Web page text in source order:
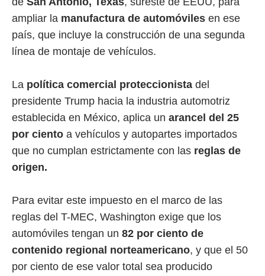
ampliar la manufactura de automóviles en ese
país, que incluye la construcción de una segunda
línea de montaje de vehículos.
La política comercial proteccionista del
presidente Trump hacia la industria automotriz
establecida en México, aplica un arancel del 25
por ciento a vehículos y autopartes importados
que no cumplan estrictamente con las reglas de
origen.
Para evitar este impuesto en el marco de las
reglas del T-MEC, Washington exige que los
automóviles tengan un 82 por ciento de
contenido regional norteamericano, y que el 50
por ciento de ese valor total sea producido